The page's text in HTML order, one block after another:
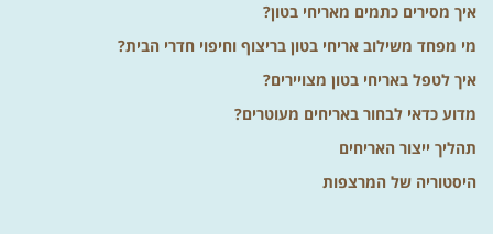
איך מסירים כתמים מאריחי בטון?
מי מפחד משילוב אריחי בטון בריצוף וחיפוי חדרי הבית?
איך לטפל באריחי בטון מצויירים?
מדוע כדאי לבחור באריחים מעוטרים?
תהליך ייצור האריחים
היסטוריה של המרצפות